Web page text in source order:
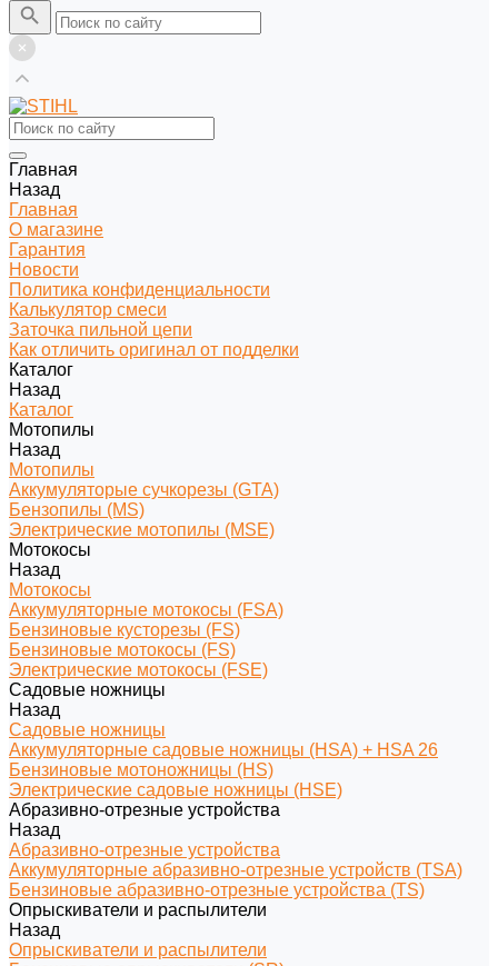
Главная
Назад
Главная
О магазине
Гарантия
Новости
Политика конфиденциальности
Калькулятор смеси
Заточка пильной цепи
Как отличить оригинал от подделки
Каталог
Назад
Каталог
Мотопилы
Назад
Мотопилы
Аккумуляторые сучкорезы (GTA)
Бензопилы (MS)
Электрические мотопилы (MSE)
Мотокосы
Назад
Мотокосы
Аккумуляторные мотокосы (FSA)
Бензиновые кусторезы (FS)
Бензиновые мотокосы (FS)
Электрические мотокосы (FSE)
Садовые ножницы
Назад
Садовые ножницы
Аккумуляторные садовые ножницы (HSA) + HSA 26
Бензиновые мотоножницы (HS)
Электрические садовые ножницы (HSE)
Абразивно-отрезные устройства
Назад
Абразивно-отрезные устройства
Аккумуляторные абразивно-отрезные устройств (TSA)
Бензиновые абразивно-отрезные устройства (TS)
Опрыскиватели и распылители
Назад
Опрыскиватели и распылители